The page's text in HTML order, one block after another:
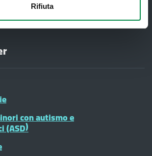
Rifiuta
contro le
con autismo e
(ASD)